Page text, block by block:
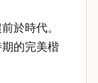
於時代。
的完美楷